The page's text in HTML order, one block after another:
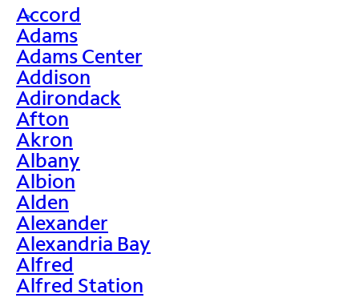
>
Accord
Adams
Adams Center
Addison
Adirondack
Afton
Akron
Albany
Albion
Alden
Alexander
Alexandria Bay
Alfred
Alfred Station